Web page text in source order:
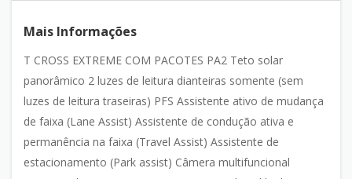
Mais Informações
T CROSS EXTREME COM PACOTES PA2 Teto solar
panorâmico 2 luzes de leitura dianteiras somente (sem
luzes de leitura traseiras) PFS Assistente ativo de mudança
de faixa (Lane Assist) Assistente de condução ativa e
permanência na faixa (Travel Assist) Assistente de
estacionamento (Park assist) Câmera multifuncional